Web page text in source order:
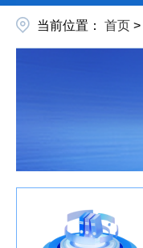
当前位置： 首页 >